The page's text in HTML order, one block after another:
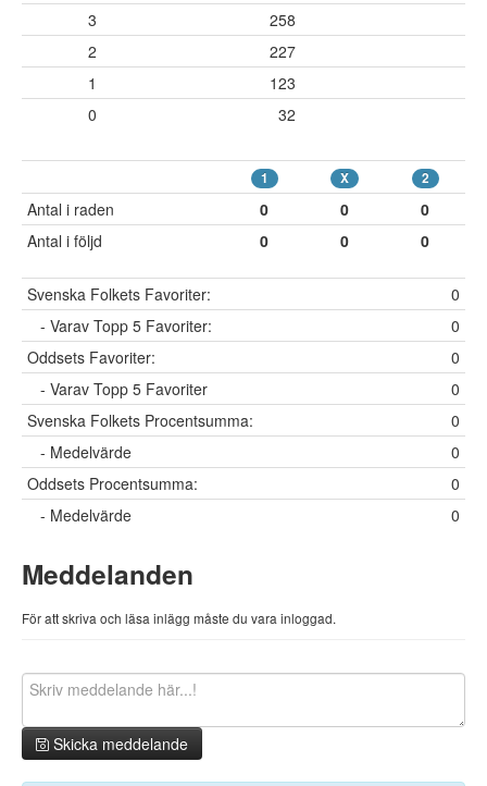
3
258
2
227
1
123
0
32
1 X 2
Antal i raden 0 0
0
Antal i följd
0 0 0
Svenska Folkets Favoriter:
0
- Varav Topp 5 Favoriter:
0
Oddsets Favoriter:
0
- Varav Topp 5 Favoriter
0
Svenska Folkets Procentsumma:
0
- Medelvärde
0
Oddsets Procentsumma:
0
- Medelvärde
0
Meddelanden
För att skriva och läsa inlägg måste du vara inloggad.
Skicka meddelande